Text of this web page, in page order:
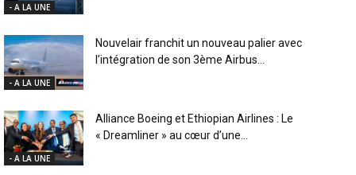
- A LA UNE
- A LA UNE
Nouvelair franchit un nouveau palier avec
l’intégration de son 3ème Airbus...
- A LA UNE
Alliance Boeing et Ethiopian Airlines : Le
« Dreamliner » au cœur d’une...